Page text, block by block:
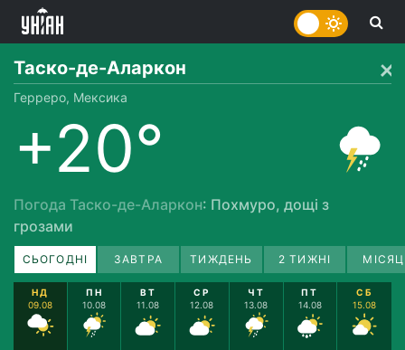
Таско-де-Аларкон
Герреро, Мексика
+20°
Погода Таско-де-Аларкон: Похмуро, дощі з
грозами
СЬОГОДНІ ЗАВТРА ТИЖДЕНЬ 2 ТИЖНІ
НД
09.08
ПН
10.08
ВТ
11.08
СР
12.08
ЧТ
13.08
ПТ
14.08
СБ
15.08